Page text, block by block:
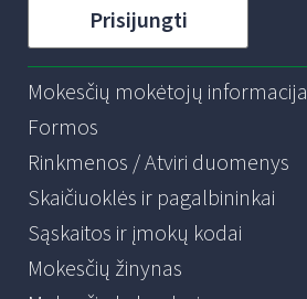
Prisijungti
Mokesčių mokėtojų informacija
Formos
Rinkmenos / Atviri duomenys
Skaičiuoklės ir pagalbininkai
Sąskaitos ir įmokų kodai
Mokesčių žinynas